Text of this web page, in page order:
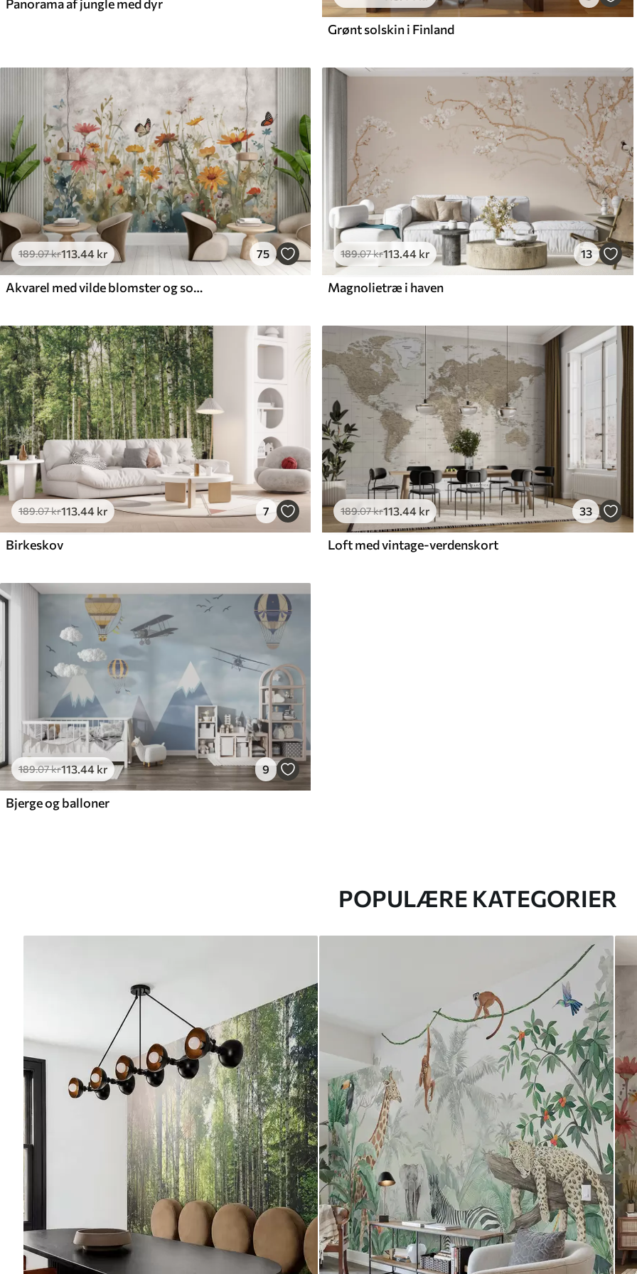
Panorama af jungle med dyr
Grønt solskin i Finland
189.07kr113 .44 kr 75
Akvarel med vilde blomster og sommerfugle
189.07kr113 .44 kr 13
Magnolietræ i haven
189.07kr113.44 kr 7
Birkeskov
189.07kr113.44 kr 33
Loft med vintage-verdenskort
189.07kr113.44kr 9
Bjerge og balloner
POPULÆRE KATEGORIER